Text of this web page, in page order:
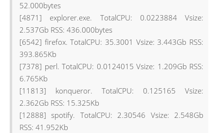
52.000bytes
[4871] explorer.exe. TotalCPU: 0.0223884 Vsize:
2.537Gb RSS: 436.000bytes
[6542] firefox. TotalCPU: 35.3001 Vsize: 3.443Gb RSS:
393.865Kb
[7378] perl. TotalCPU: 0.0124015 Vsize: 1.209Gb RSS:
6.765Kb
[11813] konqueror. TotalCPU: 0.125165 Vsize:
2.362Gb RSS: 15.325Kb
[12888] spotify. TotalCPU: 2.30546 Vsize: 2.548Gb
RSS: 41.952Kb